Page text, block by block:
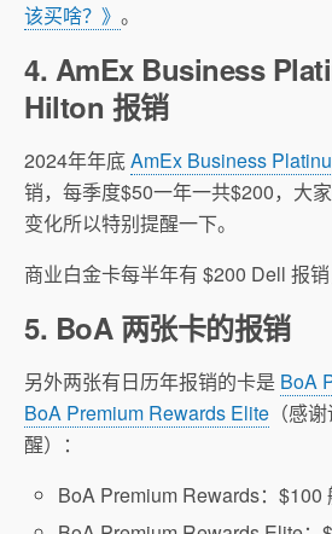
该买啥？》 。
4. AmEx Business
Hilton 报销
2024年年底AmEx Business
销，每季度$50一年一共$200，大
变化所以特别提醒一下。
商业白金卡每半年有 $200 Dell 报销
5. BoA 两张卡的报销
另外两张有日历年报销的卡是 BoA
BoA Premium Rewards Elite （感
醒）：
BoA Premium Rewards：$100